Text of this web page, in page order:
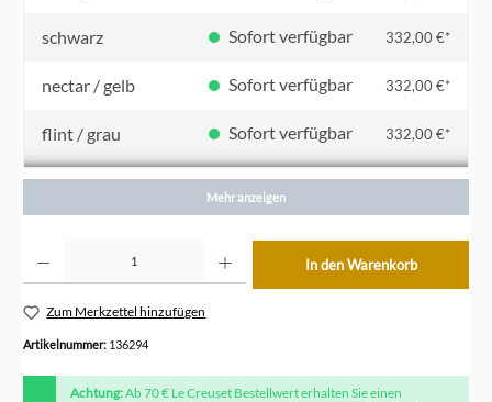
schwarz Sofort verfügbar 332,00 €*
nectar / gelb Sofort verfügbar 332,00 €*
flint / grau Sofort verfügbar 332,00 €*
meringue / creme Sofort verfügbar 332,00 €*
kirschrot Sofort verfügbar
Mehr anzeigen
In den Warenkorb
Zum Merkzettel hinzufügen
Artikelnummer: 136294
Achtung:Ab 70 € Le Creuset Bestellwert erhalten Sie einen